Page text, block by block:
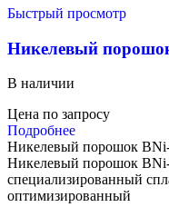
Быстрый просмотр
Никелевый
В наличии
Цена по запросу
Подробнее
Никелевый порошок BNi-
Никелевый порошок
специализированный
оптимизированный